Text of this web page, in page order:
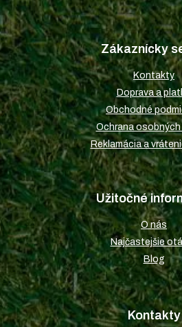
Z
á
p
ä
t
i
e
Zákaznícky
Kontakty
Doprava a
Obchodné
Ochrana osobných
Reklamácia a
Užitočné
O nás
Najčastejšie
Blog
Kontakty